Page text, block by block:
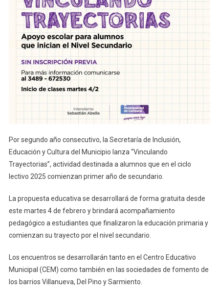
Por segundo año consecutivo, la Secretaría de Inclusión,
Educación y Cultura del Municipio lanza “Vinculando
Trayectorias”, actividad destinada a alumnos que en el ciclo
lectivo 2025 comienzan primer año de secundario.
La propuesta educativa se desarrollará de forma gratuita desde
este martes 4 de febrero y brindará acompañamiento
pedagógico a estudiantes que finalizaron la educación primaria y
comienzan su trayecto por el nivel secundario.
Los encuentros se desarrollarán tanto en el Centro Educativo
Municipal (CEM) como también en las sociedades de fomento de
los barrios Villanueva, Del Pino y Sarmiento.